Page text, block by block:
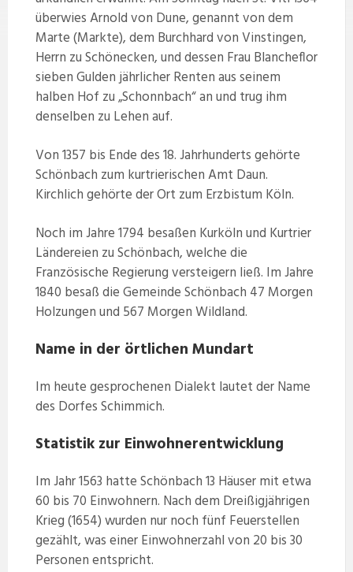
überwies Arnold von Dune, genannt von dem
Marte (Markte), dem Burchhard von Vinstingen,
Herrn zu Schönecken, und dessen Frau Blancheflor
sieben Gulden jährlicher Renten aus seinem
halben Hof zu „Schonnbach“ an und trug ihm
denselben zu Lehen auf.
Von 1357 bis Ende des 18. Jahrhunderts gehörte
Schönbach zum kurtrierischen Amt Daun.
Kirchlich gehörte der Ort zum Erzbistum Köln.
Noch im Jahre 1794 besaßen Kurköln und Kurtrier
Ländereien zu Schönbach, welche die
Französische Regierung versteigern ließ. Im Jahre
1840 besaß die Gemeinde Schönbach 47 Morgen
Holzungen und 567 Morgen Wildland.
Name in der örtlichen Mundart
Im heute gesprochenen Dialekt lautet der Name
des Dorfes Schimmich.
Statistik zur Einwohnerentwicklung
Im Jahr 1563 hatte Schönbach 13 Häuser mit etwa
60 bis 70 Einwohnern. Nach dem Dreißigjährigen
Krieg (1654) wurden nur noch fünf Feuerstellen
gezählt, was einer Einwohnerzahl von 20 bis 30
Personen entspricht.